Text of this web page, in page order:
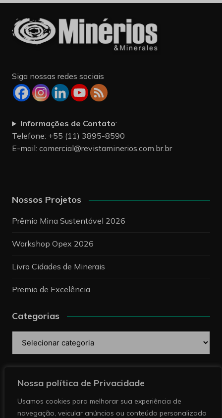
Nossa política de Privacidade
Usamos cookies para melhorar sua experiência de
navegação, veicular anúncios ou conteúdo personalizado
Siga nossas redes sociais
Informações de Contato:
Telefone: +55 (11) 3895-8590
E-mail: comercial@revistaminerios.com.br.br
Nossos Projetos
Prêmio Mina Sustentável 2026
Workshop Opex 2026
Livro Cidades de Minerais
Premio de Excelência
Categorias